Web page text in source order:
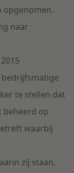
opgenomen.
naar
bedrijfsmatige
te stellen dat
op
waarbij
zij staan,